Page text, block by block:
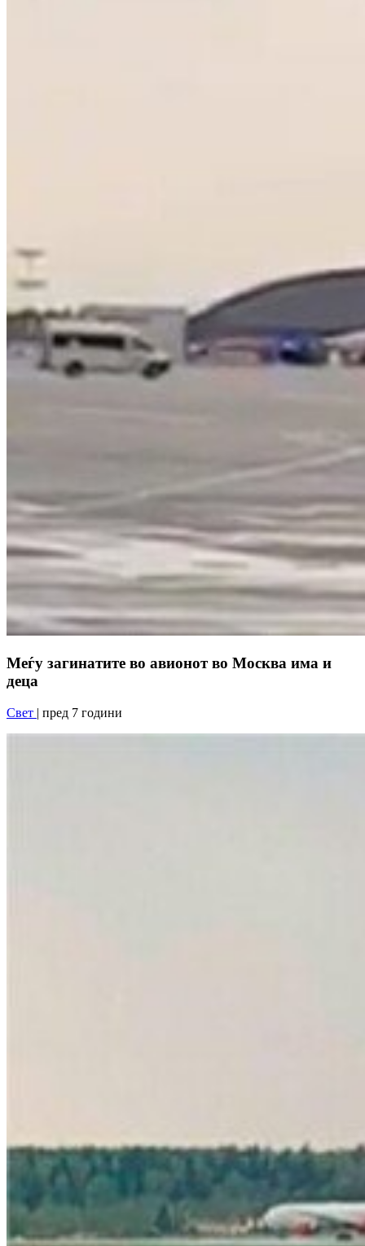
Меѓу загинатите во авионот во Москва има и
деца
Свет | пред 7 години